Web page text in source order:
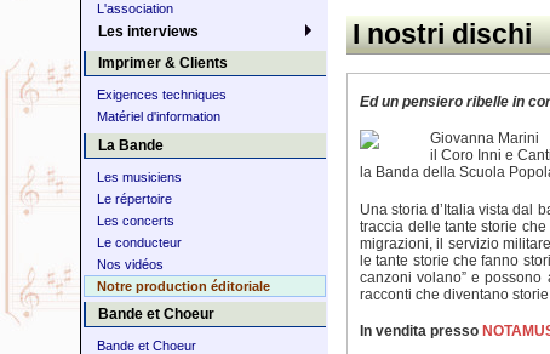
L'association
Les interviews
Imprimer & Clients
Exigences techniques
Matériel d'information
La Bande
Les musiciens
Le répertoire
Les concerts
Le conducteur
Nos vidéos
Notre production éditoriale
Bande et Choeur
Bande et Choeur
I nostri dischi
Ed un pensiero ribelle in
Giovanna Marini
il Coro Inni e
la Banda della Scuola
Una storia d’Italia vista dal
traccia delle tante storie
migrazioni, il servizio
le tante storie che fanno
canzoni volano” e possono
racconti che diventano
In vendita presso